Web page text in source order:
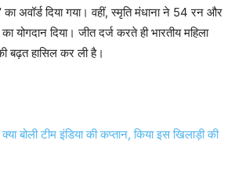
अवॉर्ड दिया गया। वहीं, स्मृति मंधाना ने 54 रन और
योगदान दिया। जीत दर्ज करते ही भारतीय महिला
बढ़त हासिल कर ली है।
बोली टीम इंडिया की कप्तान, किया इस खिलाड़ी की